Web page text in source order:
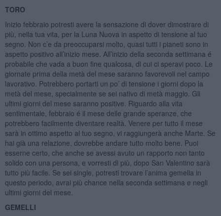
TORO
Inizio febbraio potresti avere la sensazione di dover dimostrare di
più, nella tua vita, per la Luna Nuova in aspetto di tensione al tuo
segno. Non c’e da preoccuparsi molto, quasi tutti i pianeti sono in
aspetto positivo all’inizio mese. All’inizio della seconda settimana é
probabile che vada a buon fine qualcosa, di cui ci speravi poco. Le
giornate prima della metà del mese saranno favorevoli nel campo
lavorativo. Potrebbero portarti un po’ di tensione i giorni dopo la
metà del mese, specialmente se sei nativo di metà maggio. Gli
ultimi giorni del mese saranno positive. Riguardo alla vita
sentimentale, febbraio é il mese delle grande speranze, che
potrebbero facilmente diventare realtà. Venere per tutto il mese
sarà in ottimo aspetto al tuo segno, vi raggiungerà anche Marte. Se
hai già una relazione, dovrebbe andare tutto molto bene. Puoi
esserne certo, che anche se avessi avuto un rapporto non tanto
solido con una persona, e vorresti di più, dopo San Valentino sarà
tutto più facile. Se sei single, potresti trovare l’anima gemella in
questo periodo, avrai più chance nella seconda settimana e negli
ultimi giorni del mese.
GEMELLI